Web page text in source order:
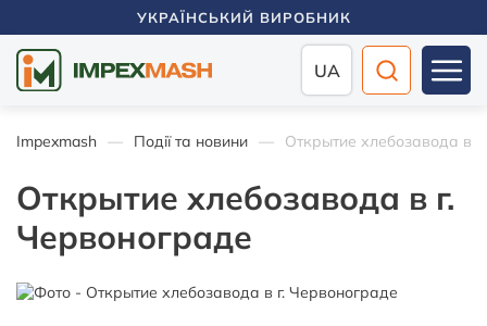
УКРАЇНСЬКИЙ ВИРОБНИК
UA
Impexmash Події та новини Открытие хлебозавода в
Открытие хлебозавода в г.
Червонограде